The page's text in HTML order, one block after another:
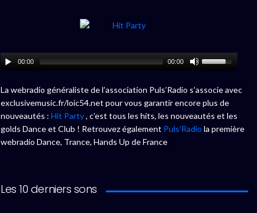
00:00 00:00
La webradio généraliste de l’association Puls’Radio s’associe avec
exclusivemusic.fr/loic54.net pour vous garantir encore plus de
nouveautés : Hit Party, c’est tous les hits, les nouveautés et les
golds Dance et Club ! Retrouvez également Puls’Radio la première
webradio Dance, Trance, Hands Up de France
Les 10 derniers sons